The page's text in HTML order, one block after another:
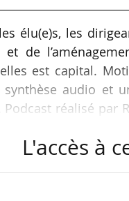
élu(e)s, les
et de
est capital.
audio et
réalisé par
L'accès à